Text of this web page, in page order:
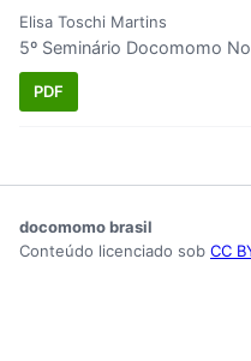
Elisa Toschi Martins
5º Seminário Docomomo
PDF
docomomo brasil
Conteúdo licenciado sob CC